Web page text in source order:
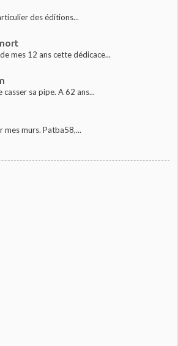
des éditions...
mes 12 ans cette dédicace...
sa pipe. A 62 ans...
mes murs. Patba58,...